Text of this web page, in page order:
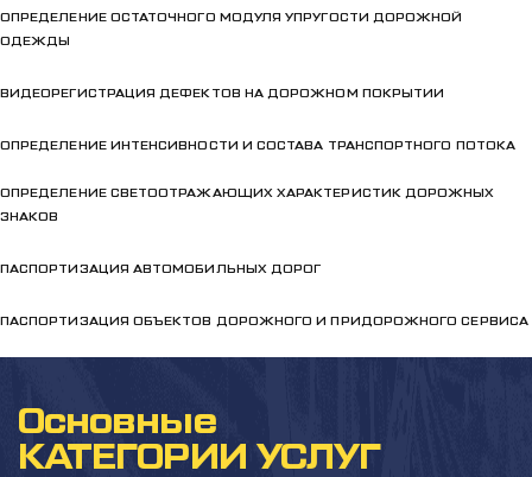
ОПРЕДЕЛЕНИЕ ОСТАТОЧНОГО МОДУЛЯ УПРУГОСТИ ДОРОЖНОЙ
ОДЕЖДЫ
ВИДЕОРЕГИСТРАЦИЯ ДЕФЕКТОВ НА ДОРОЖНОМ ПОКРЫТИИ
ОПРЕДЕЛЕНИЕ ИНТЕНСИВНОСТИ И СОСТАВА ТРАНСПОРТНОГО ПОТОКА
ОПРЕДЕЛЕНИЕ СВЕТООТРАЖАЮЩИХ ХАРАКТЕРИСТИК ДОРОЖНЫХ
ЗНАКОВ
ПАСПОРТИЗАЦИЯ АВТОМОБИЛЬНЫХ ДОРОГ
ПАСПОРТИЗАЦИЯ ОБЪЕКТОВ ДОРОЖНОГО И ПРИДОРОЖНОГО СЕРВИСА
Основные
КАТЕГОРИИ УСЛУГ